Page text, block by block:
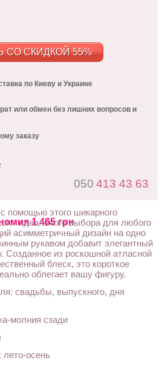
1 465 грн
СО СКИДКОЙ 55%
по Киеву и Украине
или обмен без лишних вопросов и
заказу
050 413 43 63
помощью этого шикарного
- идеального выбора для любого
асимметричный дизайн на одно
рукавом добавит элегантный
Созданное из роскошной атласной
блеск, это короткое
облегает вашу фигуру.
свадьбы, выпускного, дня
молния сзади
осень